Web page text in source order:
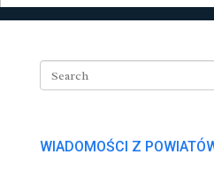
WIADOMOŚCI Z